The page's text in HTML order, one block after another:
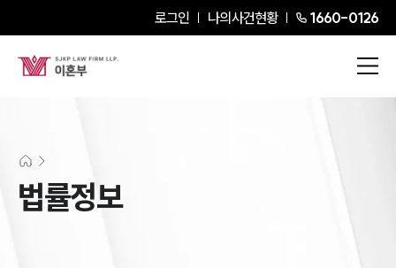
로그인 나의사건현황 1660-0126
법률정보